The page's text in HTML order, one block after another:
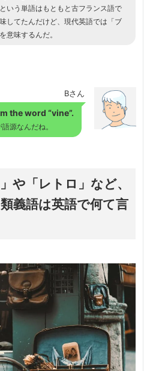
いう単語はもともと古フランス語で
してたんだけど、現代英語では「ブ
意味するんだ。
Bさん
the word “vine”.
源なんだね。
や「レトロ」など、
義語は英語で何て言